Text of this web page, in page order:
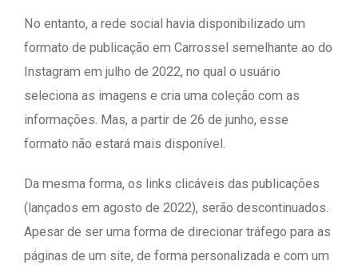
No entanto, a rede social havia disponibilizado um
formato de publicação em Carrossel semelhante ao do
Instagram em julho de 2022, no qual o usuário
seleciona as imagens e cria uma coleção com as
informações. Mas, a partir de 26 de junho, esse
formato não estará mais disponível.
Da mesma forma, os links clicáveis das publicações
(lançados em agosto de 2022), serão descontinuados.
Apesar de ser uma forma de direcionar tráfego para as
páginas de um site, de forma personalizada e com um